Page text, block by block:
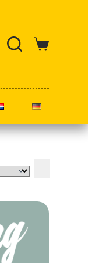
Winkelwagen